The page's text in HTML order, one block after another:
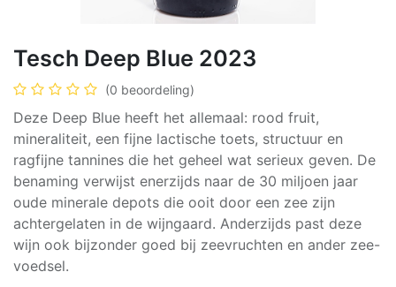
Tesch Deep Blue 2023
(0 beoordeling)
Deze Deep Blue heeft het allemaal: rood fruit,
mineraliteit, een fijne lactische toets, structuur en
ragfijne tannines die het geheel wat serieux geven. De
benaming verwijst enerzijds naar de 30 miljoen jaar
oude minerale depots die ooit door een zee zijn
achtergelaten in de wijngaard. Anderzijds past deze
wijn ook bijzonder goed bij zeevruchten en ander zee-
voedsel.